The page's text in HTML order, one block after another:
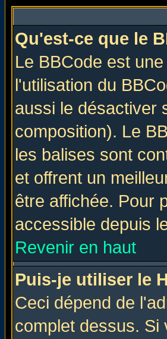
Qu'est-ce que le
Le BBCode est
l'utilisation du
aussi le désactiver
composition). Le
les balises sont
et offrent un
être affichée. Pour
accessible depuis
Revenir en haut
Puis-je utiliser le
Ceci dépend de
complet dessus. Si